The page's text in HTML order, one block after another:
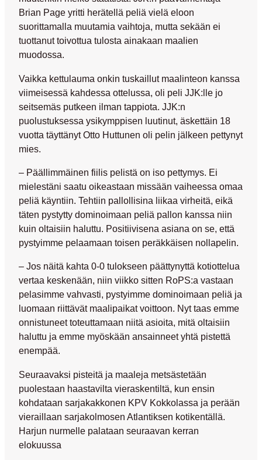
Brian Page yritti herätellä peliä vielä eloon
suorittamalla muutamia vaihtoja, mutta sekään ei
tuottanut toivottua tulosta ainakaan maalien
muodossa.
Vaikka kettulauma onkin tuskaillut maalinteon kanssa
viimeisessä kahdessa ottelussa, oli peli JJK:lle jo
seitsemäs putkeen ilman tappiota. JJK:n
puolustuksessa ysikymppisen luutinut, äskettäin 18
vuotta täyttänytOtto Huttunen oli pelin jälkeen pettynyt
mies.
– Päällimmäinen fiilis pelistä on iso pettymys. Ei
mielestäni saatu oikeastaan missään vaiheessa omaa
peliä käyntiin. Tehtiin pallollisina liikaa virheitä, eikä
täten pystytty dominoimaan peliä pallon kanssa niin
kuin oltaisiin haluttu. Positiivisena asiana on se, että
pystyimme pelaamaan toisen peräkkäisen nollapelin.
– Jos näitä kahta 0-0 tulokseen päättynyttä kotiottelua
vertaa keskenään, niin viikko sitten RoPS:a vastaan
pelasimme vahvasti, pystyimme dominoimaan peliä ja
luomaan riittävät maalipaikat voittoon. Nyt taas emme
onnistuneet toteuttamaan niitä asioita, mitä oltaisiin
haluttu ja emme myöskään ansainneet yhtä pistettä
enempää.
Seuraavaksi pisteitä ja maaleja metsästetään
puolestaan haastavilta vieraskentiltä, kun ensin
kohdataan sarjakakkonen KPV Kokkolassa ja perään
vieraillaan sarjakolmosen Atlantiksen kotikentällä.
Harjun nurmelle palataan seuraavan kerran
elokuussa